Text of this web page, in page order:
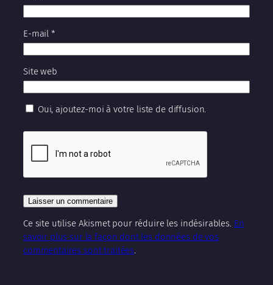
E-mail *
Site web
Oui, ajoutez-moi à votre liste de diffusion.
Ce site utilise Akismet pour réduire les indésirables. En
savoir plus sur la façon dont les données de vos
commentaires sont traitées.